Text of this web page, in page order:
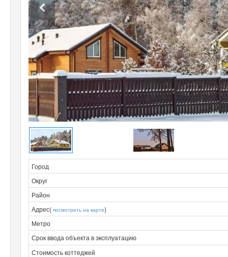
Город
Округ
Район
Адрес( посмотреть на карте)
Метро
Срок ввода объекта в эксплуатацию
Стоимость коттеджей